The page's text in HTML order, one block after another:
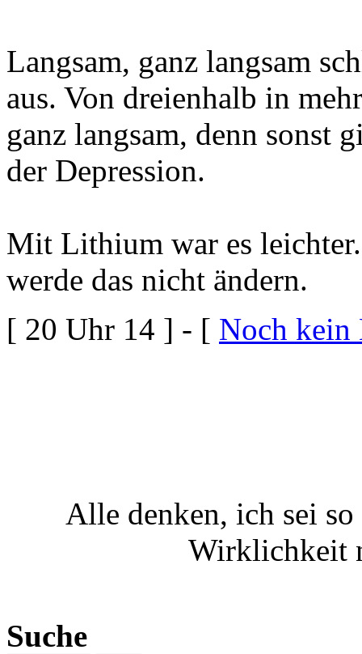
Langsam, ganz langsam
aus. Von dreienhalb in
ganz langsam, denn sonst
der Depression.
Mit Lithium war es
werde das nicht ändern.
[ 20 Uhr 14 ] - [ Noch kein
Alle denken, ich sei
Wirklichkeit
Suche